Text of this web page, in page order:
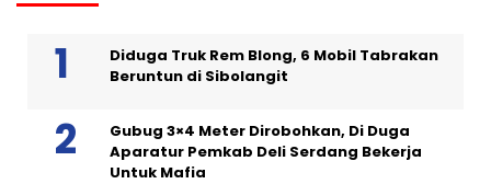
Diduga Truk Rem Blong, 6 Mobil Tabrakan
Beruntun di Sibolangit
Gubug 3×4 Meter Dirobohkan, Di Duga
Aparatur Pemkab Deli Serdang Bekerja
Untuk Mafia